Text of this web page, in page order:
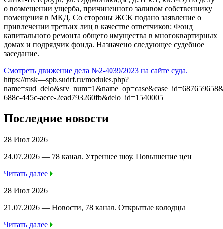
о возмещении ущерба, причиненного заливом собственнику
помещения в МКД. Со стороны ЖСК подано заявление о
привлечении третьих лиц в качестве ответчиков: Фонд
капитального ремонта общего имущества в многоквартирных
домах и подрядчик фонда. Назначено следующее судебное
заседание.
Смотреть движение дела №2-4039/2023 на сайте суда.
https://msk—spb.sudrf.ru/modules.php?
688c-445c-aece-2ead793260fb&delo_id=1540005
Последние новости
28 Июл 2026
24.07.2026 — 78 канал. Утреннее шоу. Повышение цен
Читать далее
28 Июл 2026
21.07.2026 — Новости, 78 канал. Открытые колодцы
Читать далее